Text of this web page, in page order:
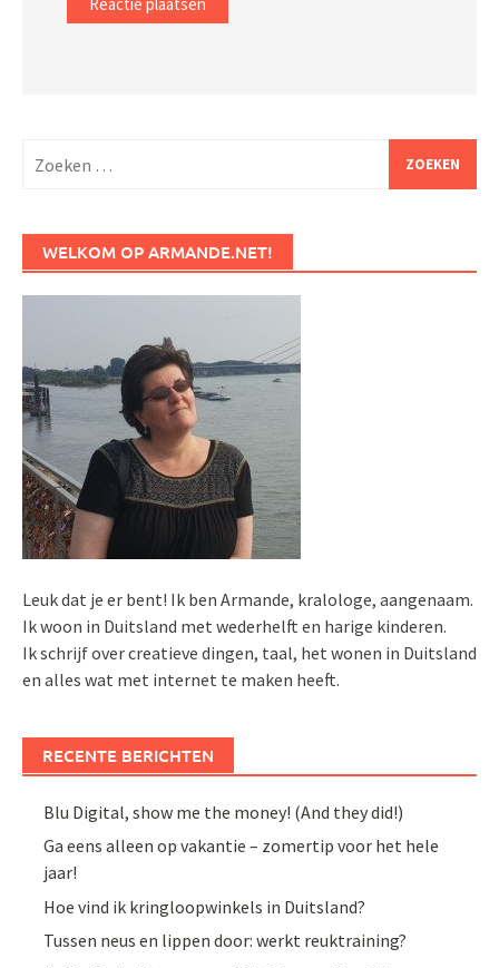
naar:
WELKOM OP ARMANDE.NET!
Leuk dat je er bent! Ik ben Armande, kralologe, aangenaam.
Ik woon in Duitsland met wederhelft en harige kinderen.
Ik schrijf over creatieve dingen, taal, het wonen in Duitsland
en alles wat met internet te maken heeft.
RECENTE BERICHTEN
Blu Digital, show me the money! (And they did!)
Ga eens alleen op vakantie – zomertip voor het hele
jaar!
Hoe vind ik kringloopwinkels in Duitsland?
Tussen neus en lippen door: werkt reuktraining?